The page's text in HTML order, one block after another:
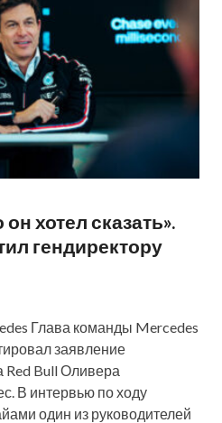
хотел сказать».
гендиректору
Глава команды Mercedes
заявление
Red Bull Оливера
В интервью по ходу
один из руководителей